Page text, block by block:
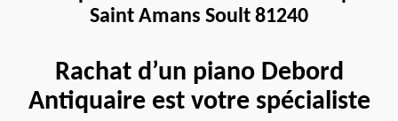
Saint Amans Soult 81240
Rachat d’un piano Debord
Antiquaire est votre spécialiste